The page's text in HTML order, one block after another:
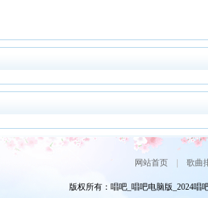
网站首页| 歌曲
版权所有：唱吧_唱吧电脑版_2024唱